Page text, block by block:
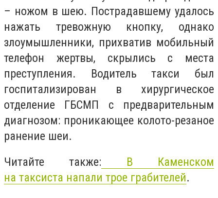
– ножом в шею. Пострадавшему удалось
нажать тревожную кнопку, однако
злоумышленники, прихватив мобильный
телефон жертвы, скрылись с места
преступления. Водитель такси был
госпитализирован в хирургическое
отделение ГБСМП с предварительным
диагнозом: проникающее колото-резаное
ранение шеи.
Читайте также: В Каменском
на таксиста напали трое грабителей.